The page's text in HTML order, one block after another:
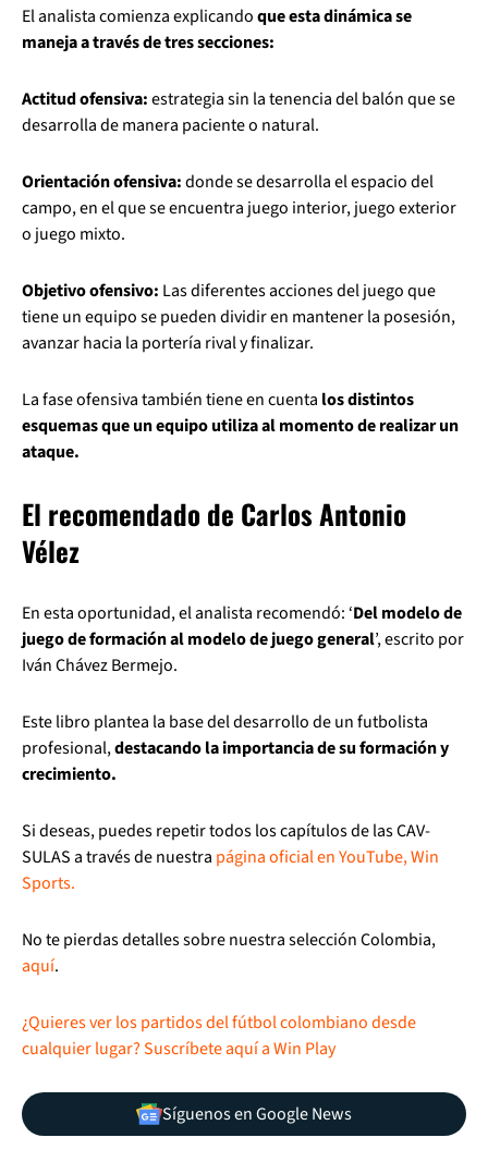
El analista comienza explicandoque esta dinámica se
maneja a través de tres secciones:
Actitud ofensiva:estrategia sin la tenencia del balón que se
desarrolla de manera paciente o natural.
Orientación ofensiva:donde se desarrolla el espacio del
campo, en el que se encuentra juego interior, juego exterior
o juego mixto.
Objetivo ofensivo: Las diferentes acciones del juego que
tiene un equipo se pueden dividir en mantener la posesión,
avanzar hacia la portería rival y finalizar.
La fase ofensiva también tiene en cuenta los distintos
esquemas que un equipo utiliza al momento de realizar un
ataque.
El recomendado de Carlos Antonio
Vélez
En esta oportunidad, el analista recomendó: ‘Del modelo de
juego de formación al modelo de juego general’, escrito por
Iván Chávez Bermejo.
Este libro plantea la base del desarrollo de un futbolista
profesional,destacando la importancia de su formación y
crecimiento.
Si deseas, puedes repetir todos los capítulos de las CAV-
SULAS a través de nuestra página oficial en YouTube, Win
Sports.
No te pierdas detalles sobre nuestra selección Colombia,
aquí.
¿Quieres ver los partidos del fútbol colombiano desde
cualquier lugar? Suscríbete aquí a Win Play
Síguenos en Google News